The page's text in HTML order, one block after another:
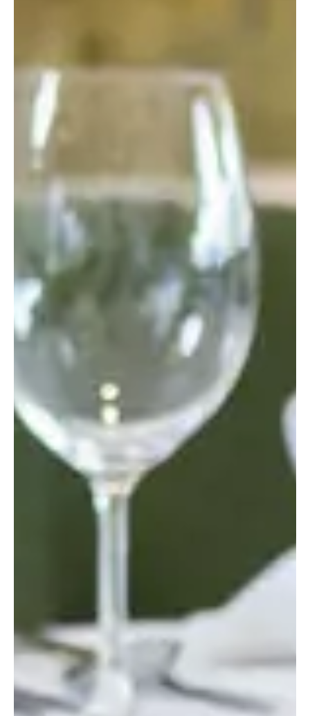
ROMANTIK IM SEPPL 2
NÄCHTE
2 Übernachtungen
10.01.2023 - 19.12.2024